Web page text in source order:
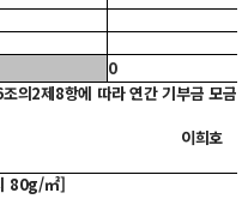
0
의2제8항에 따라 연간 기부금 모금
이희호
80g/㎡]